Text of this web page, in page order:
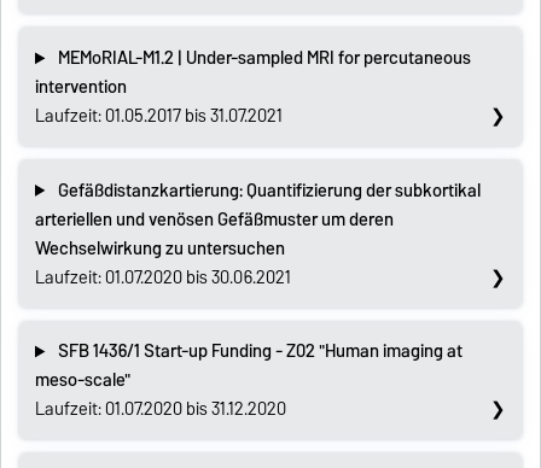
MEMoRIAL-M1.2 | Under-sampled MRI for percutaneous
intervention
Laufzeit: 01.05.2017 bis 31.07.2021
Gefäßdistanzkartierung: Quantifizierung der subkortikal
arteriellen und venösen Gefäßmuster um deren
Wechselwirkung zu untersuchen
Laufzeit: 01.07.2020 bis 30.06.2021
SFB 1436/1 Start-up Funding - Z02 "Human imaging at
meso-scale"
Laufzeit: 01.07.2020 bis 31.12.2020